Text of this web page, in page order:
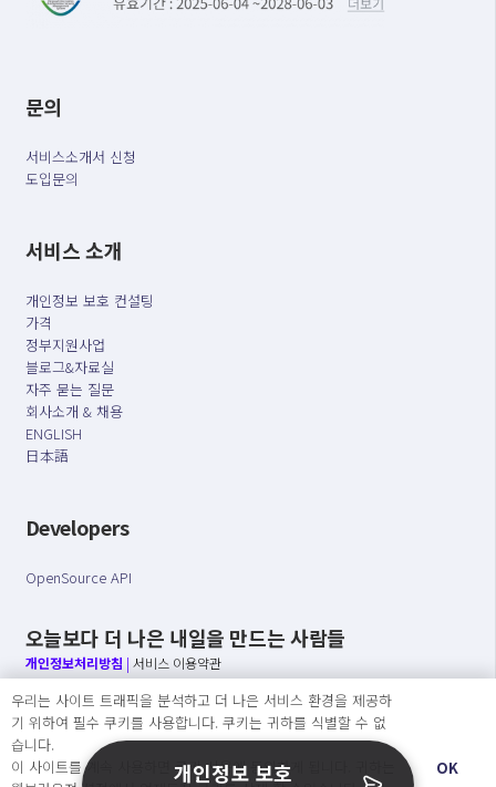
문의
서비스소개서 신청
도입문의
서비스 소개
개인정보 보호 컨설팅
가격
정부지원사업
블로그&자료실
자주 묻는 질문
회사소개 & 채용
ENGLISH
日本語
Developers
OpenSource API
오늘보다 더 나은 내일을 만드는 사람들
개인정보처리방침 | 서비스 이용약관
○ 개인정보보호 컴플라이언스를 선도하겠습니다.
○ 정보주체의 권리를 보장하겠습니다.
○ 기업의 개인정보보호를 위한 효율적 관리를 보장하겠습니다.
우리는 사이트 트래픽을 분석하고 더 나은 서비스 환경을 제공하
기 위하여 필수 쿠키를 사용합니다. 쿠키는 귀하를 식별할 수 없
습니다.
이 사이트를 계속 사용하면 쿠키 사용에 동의하게 됩니다. 귀하는
OK
개인정보 보호